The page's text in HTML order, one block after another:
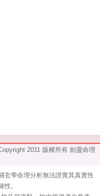
2011 版權所有 劍靈命理
玄學命理分析無法證實其真實性
性。